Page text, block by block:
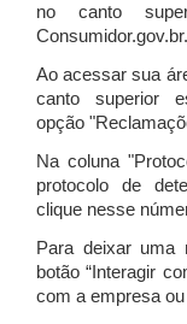
no canto
Ao acessar sua
canto superior
opção
Na coluna
protocolo de
clique nesse
Para deixar uma
botão “Interagir
com a empresa